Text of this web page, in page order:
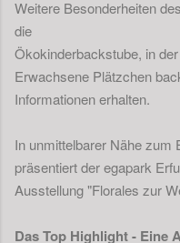
Weitere Besonderheiten
die
Ökokinderbackstube, in
Erwachsene Plätzchen
Informationen erhalten.
In unmittelbarer Nähe zum
präsentiert der egapark
Ausstellung "Florales zur
Das Top Highlight - Eine